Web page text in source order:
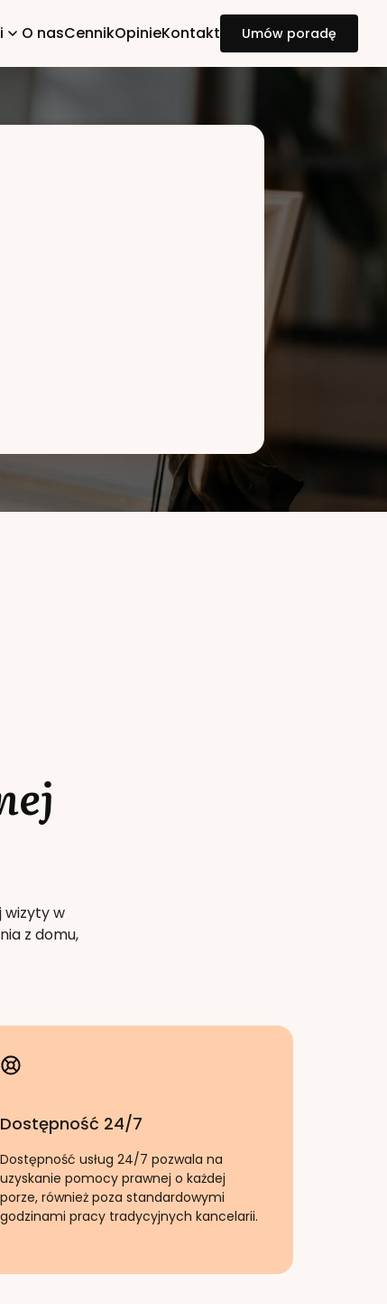
O nasCennikOpinieKontakt Umów poradę
wizyty w
z domu,
Dostępność 24/7
Dostępność usług 24/7 pozwala na
uzyskanie pomocy prawnej o każdej
porze, również poza standardowymi
godzinami pracy tradycyjnych kancelarii.